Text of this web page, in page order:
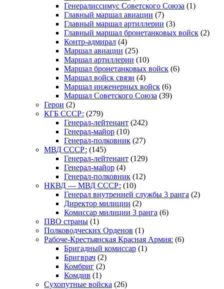
Генералиссимус Советского Союза (1)
Главный маршал авиации (7)
Главный маршал артиллерии (3)
Главный маршал бронетанковых войск (2)
Контр-адмирал (4)
Маршал авиации (25)
Маршал артиллерии (10)
Маршал бронетанковых войск (6)
Маршал войск связи (4)
Маршал инженерных войск (6)
Маршал Советского Союза (39)
Герои (2)
КГБ СССР: (279)
Генерал-лейтенант (242)
Генерал-майор (10)
Генерал-полковник (27)
МВД СССР: (145)
Генерал-лейтенант (129)
Генерал-майор (4)
Генерал-полковник (12)
НКВД — МВД СССР: (10)
Генерал внутренней службы 3 ранга (2)
Директор милиции (2)
Комиссар милиции 3 ранга (6)
ПВО страны (1)
Полководческих Орденов (1)
Рабоче-Крестьянская Красная Армия: (6)
Бригадный комиссар (1)
Бригврач (2)
Комбриг (2)
Комдив (1)
Сухопутные войска (26)